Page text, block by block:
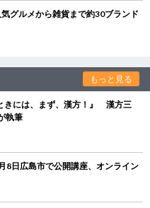
グルメから雑貨まで約30ブランド
もっと見る
きには、まず、漢方！』 漢方三
執筆
日広島市で公開講座、オンライン